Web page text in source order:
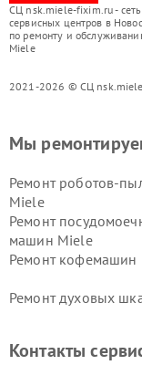
СЦ nsk.miele-fixim.ru - сеть
сервисных центров в
по ремонту и
Miele
2021-2026 © СЦ
Мы
Ремонт роботов-
Miele
Ремонт
машин Miele
Ремонт кофемашин
Ремонт духовых
Miele
Контакты